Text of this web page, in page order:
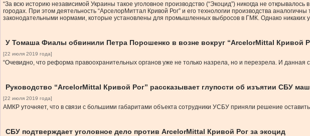
“За всю историю независимой Украины такое уголовное производство (“Экоцид”) никогда не
городах. При этом деятельность “АрселорМиттал Кривой Рог” и его технологии производства
законодательными нормами, которые установлены для промышленных выбросов в ГМК. Однако никаких
У Томаша Фиалы обвинили Петра Порошенко в возне вокруг “ArcelorMittal Кривой
[22 июля 2019 года]
“Очевидно, что реформа правоохранительных органов уже не только назрела, но и перезрела. И данная
Руководство “ArcelorMittal Кривой Рог” рассказывает глупости об изъятии СБУ
[22 июля 2019 года]
АМКР уточняет, что в связи с большими габаритами объекта сотрудники УСБУ приняли решение
СБУ подтверждает уголовное дело против ArcelorMittal Кривой Рог за экоцид